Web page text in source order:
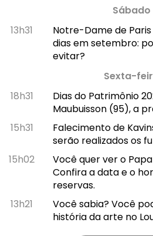
Sábado
13h31
Notre-Dame de
dias em setembro:
evitar?
Sexta-
18h31
Dias do Patrimônio
Maubuisson (95), a
15h31
Falecimento de
serão realizados os
15h02
Você quer ver o
Confira a data e o
reservas.
13h21
Você sabia? Você
história da arte no